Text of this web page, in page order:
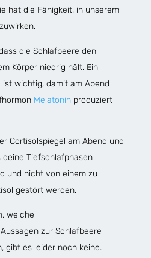
hat die Fähigkeit, in unserem
die Schlafbeere den
Körper niedrig hält. Ein
ist wichtig, damit am Abend
Melatoninproduziert
Cortisolspiegel am Abend und
Tiefschlafphasen
und nicht von einem zu
gestört werden.
welche
zur Schlafbeere
gibt es leider noch keine.